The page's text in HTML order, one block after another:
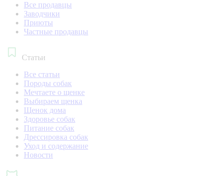
Все продавцы
Заводчики
Приюты
Частные продавцы
Статьи
Все статьи
Породы собак
Мечтаете о щенке
Выбираем щенка
Щенок дома
Здоровье собак
Питание собак
Дрессировка собак
Уход и содержание
Новости